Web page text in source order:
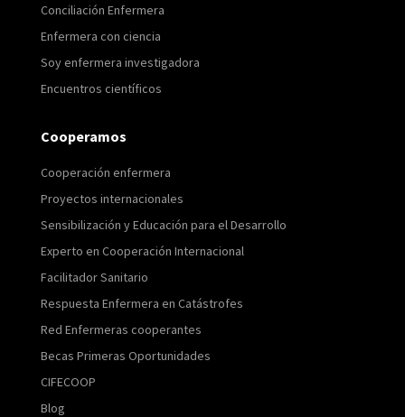
Conciliación Enfermera
Enfermera con ciencia
Soy enfermera investigadora
Encuentros científicos
Cooperamos
Cooperación enfermera
Proyectos internacionales
Sensibilización y Educación para el Desarrollo
Experto en Cooperación Internacional
Facilitador Sanitario
Respuesta Enfermera en Catástrofes
Red Enfermeras cooperantes
Becas Primeras Oportunidades
CIFECOOP
Blog